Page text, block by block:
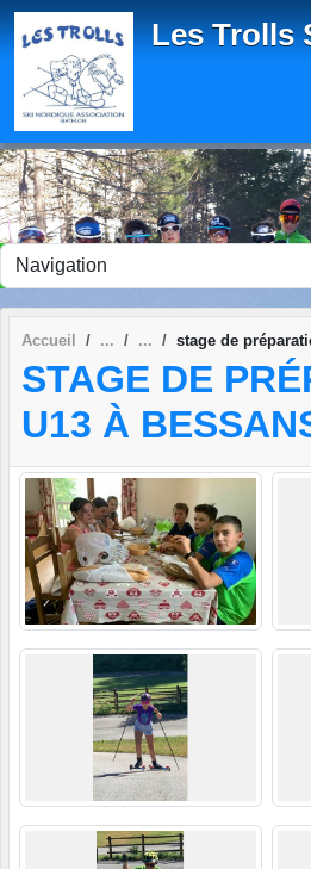
Les Trolls
Accueil stage de
STAGE DE
U13 À
Panneau de gestion des cookies